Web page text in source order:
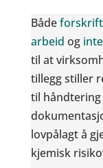
Både
arbeid og
til at
tillegg stiller
til håndtering
lovpålagt å
kjemisk